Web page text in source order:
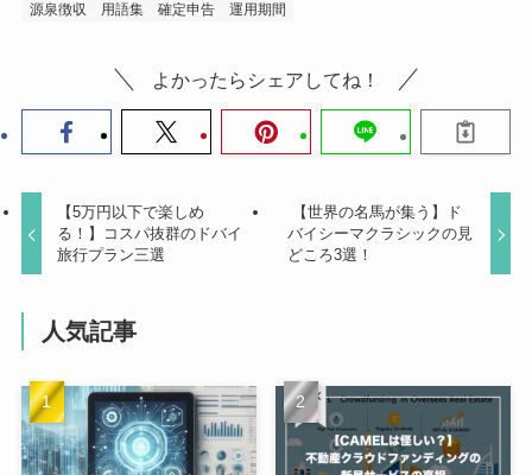
源泉徴収
用語集 確定申告 運用期間
よかったらシェアしてね！
【5万円以下で楽しめ
る！】コスパ抜群のドバイ
旅行プラン三選
【世界の名馬が集う】ド
バイシーマクラシックの見
どころ3選！
人気記事